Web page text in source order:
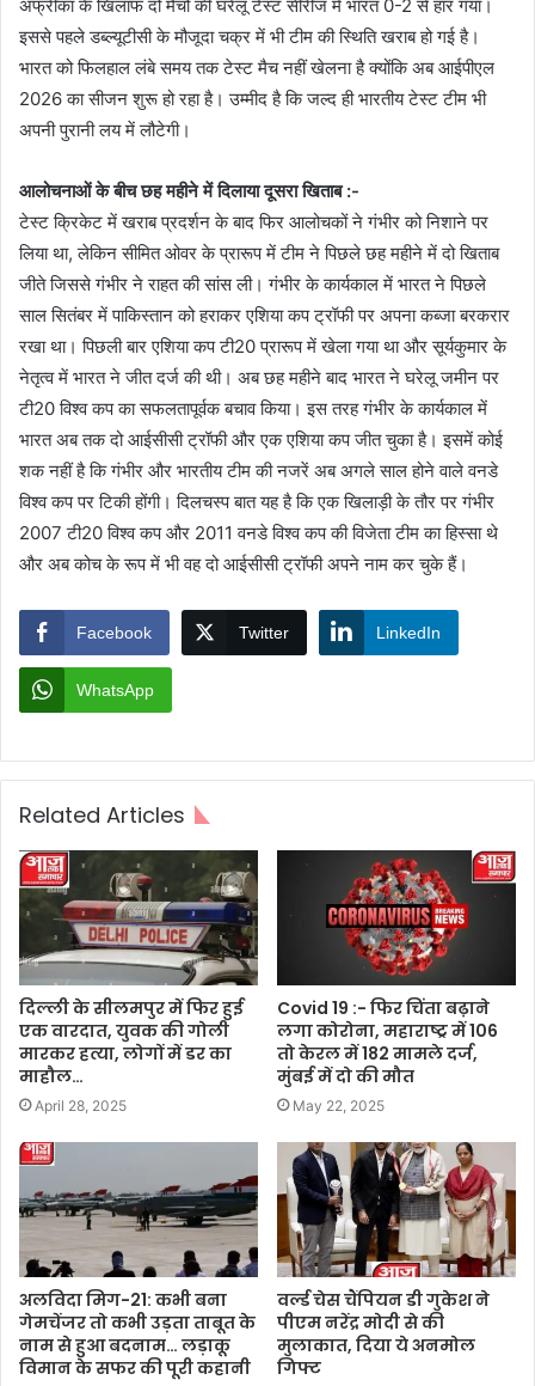
अफ्रीका के खिलाफ दो मैचों की घरेलू टेस्ट सीरीज में भारत 0-2 से हार गया।
इससे पहले डब्ल्यूटीसी के मौजूदा चक्र में भी टीम की स्थिति खराब हो गई है।
भारत को फिलहाल लंबे समय तक टेस्ट मैच नहीं खेलना है क्योंकि अब आईपीएल
2026 का सीजन शुरू हो रहा है। उम्मीद है कि जल्द ही भारतीय टेस्ट टीम भी
अपनी पुरानी लय में लौटेगी।
आलोचनाओं के बीच छह महीने में दिलाया दूसरा खिताब :-
टेस्ट क्रिकेट में खराब प्रदर्शन के बाद फिर आलोचकों ने गंभीर को निशाने पर
लिया था, लेकिन सीमित ओवर के प्रारूप में टीम ने पिछले छह महीने में दो खिताब
जीते जिससे गंभीर ने राहत की सांस ली। गंभीर के कार्यकाल में भारत ने पिछले
साल सितंबर में पाकिस्तान को हराकर एशिया कप ट्रॉफी पर अपना कब्जा बरकरार
रखा था। पिछली बार एशिया कप टी20 प्रारूप में खेला गया था और सूर्यकुमार के
नेतृत्व में भारत ने जीत दर्ज की थी। अब छह महीने बाद भारत ने घरेलू जमीन पर
टी20 विश्व कप का सफलतापूर्वक बचाव किया। इस तरह गंभीर के कार्यकाल में
भारत अब तक दो आईसीसी ट्रॉफी और एक एशिया कप जीत चुका है। इसमें कोई
शक नहीं है कि गंभीर और भारतीय टीम की नजरें अब अगले साल होने वाले वनडे
विश्व कप पर टिकी होंगी। दिलचस्प बात यह है कि एक खिलाड़ी के तौर पर गंभीर
2007 टी20 विश्व कप और 2011 वनडे विश्व कप की विजेता टीम का हिस्सा थे
और अब कोच के रूप में भी वह दो आईसीसी ट्रॉफी अपने नाम कर चुके हैं।
Facebook Twitter LinkedIn
WhatsApp
Related Articles
दिल्ली के सीलमपुर में फिर हुई
एक वारदात, युवक की गोली
मारकर हत्या, लोगों में डर का
माहौल…
April 28, 2025
Covid 19 :- फिर चिंता बढ़ाने
लगा कोरोना, महाराष्ट्र में 106
तो केरल में 182 मामले दर्ज,
मुंबई में दो की मौत
May 22, 2025
अलविदा मिग-21: कभी बना
गेमचेंजर तो कभी उड़ता ताबूत के
नाम से हुआ बदनाम… लड़ाकू
विमान के सफर की पूरी कहानी
वर्ल्ड चेस चैंपियन डी गुकेश ने
पीएम नरेंद्र मोदी से की
मुलाकात, दिया ये अनमोल
गिफ्ट